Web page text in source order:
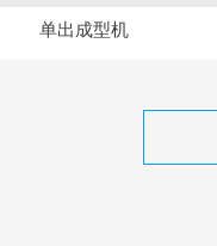
单出成型机